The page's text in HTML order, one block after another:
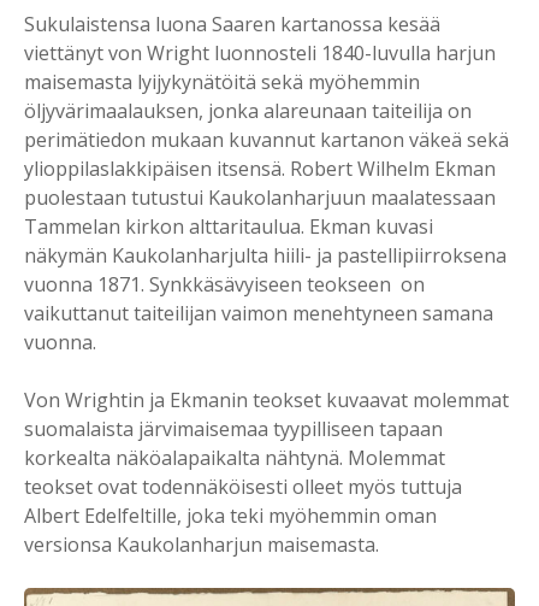
Sukulaistensa luona Saaren kartanossa kesää
viettänyt von Wright luonnosteli 1840-luvulla harjun
maisemasta lyijykynätöitä sekä myöhemmin
öljyvärimaalauksen, jonka alareunaan taiteilija on
perimätiedon mukaan kuvannut kartanon väkeä sekä
ylioppilaslakkipäisen itsensä. Robert Wilhelm Ekman
puolestaan tutustui Kaukolanharjuun maalatessaan
Tammelan kirkon alttaritaulua. Ekman kuvasi
näkymän Kaukolanharjulta hiili- ja pastellipiirroksena
vuonna 1871. Synkkäsävyiseen teokseen on
vaikuttanut taiteilijan vaimon menehtyneen samana
vuonna.
Von Wrightin ja Ekmanin teokset kuvaavat molemmat
suomalaista järvimaisemaa tyypilliseen tapaan
korkealta näköalapaikalta nähtynä. Molemmat
teokset ovat todennäköisesti olleet myös tuttuja
Albert Edelfeltille, joka teki myöhemmin oman
versionsa Kaukolanharjun maisemasta.